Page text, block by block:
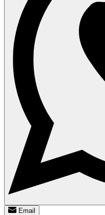
Email